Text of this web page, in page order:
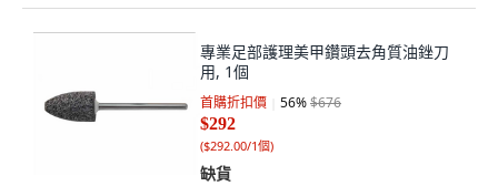
專業足部護理美甲鑽頭去角質油銼刀
用, 1個
首購折扣價 56%$676
$292
($292.00/1個)
缺貨